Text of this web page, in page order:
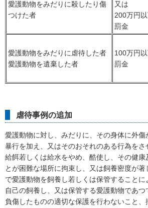
愛護動物をみだりに殺したり傷
つけた者
又は
200万円
罰金
愛護動物をみだりに虐待した者
愛護動物を遺棄した者
100万円
罰金
虐待事例の追加
愛護動物に対し、みだりに、その身体に外傷
暴行を加え、又はそのおそれのある行為をさ
給餌若しくは給水をやめ、酷使し、その健康
とが困難な場所に拘束し、又は飼養密度が
で愛護動物を飼養し若しくは保管することに
自己の飼養し、又は保管する愛護動物であ
負傷したものの適切な保護を行わないこと